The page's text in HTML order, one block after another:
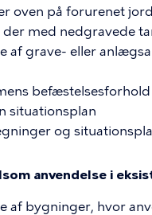
oven på forurenet
der med nedgravede
af grave- eller
situationsplan
og
anvendelse i
af bygninger, hvor